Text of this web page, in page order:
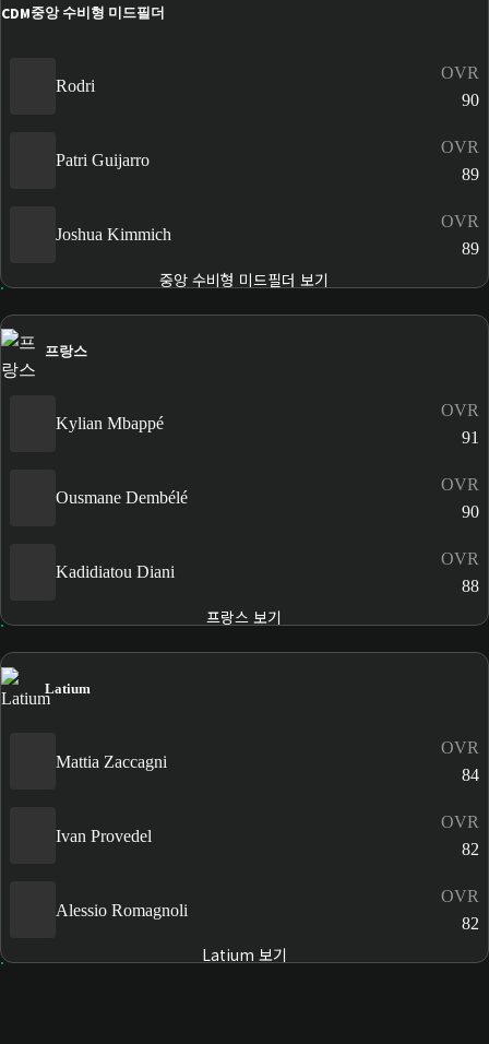
CDM중앙 수비형 미드필더
Rodri
OVR
90
Patri Guijarro
OVR
89
Joshua Kimmich
OVR
89
중앙 수비형 미드필더 보기
프랑스
Kylian Mbappé
OVR
91
Ousmane Dembélé
OVR
90
Kadidiatou Diani
OVR
88
프랑스 보기
Latium
Mattia Zaccagni
OVR
84
Ivan Provedel
OVR
82
Alessio Romagnoli
OVR
82
Latium 보기